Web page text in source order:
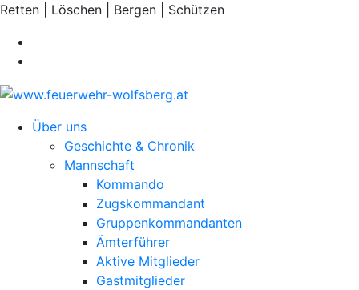
Retten | Löschen | Bergen | Schützen
Über uns
Geschichte & Chronik
Mannschaft
Kommando
Zugskommandant
Gruppenkommandanten
Ämterführer
Aktive Mitglieder
Gastmitglieder